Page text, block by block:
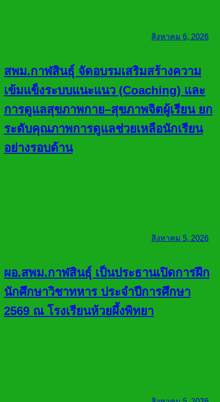
สิงหาคม 6, 2026
สพม.กาฬสินธุ์ จัดอบรมเสริมสร้างความ
เข้มแข็งระบบแนะแนว (Coaching) และ
การดูแลสุขภาพกาย–สุขภาพจิตผู้เรียน ยก
ระดับคุณภาพการดูแลช่วยเหลือนักเรียน
อย่างรอบด้าน
สิงหาคม 5, 2026
ผอ.สพม.กาฬสินธุ์ เป็นประธานเปิดการฝึก
นักศึกษาวิชาทหาร ประจำปีการศึกษา
2569 ณ โรงเรียนห้วยผึ้งพิทยา